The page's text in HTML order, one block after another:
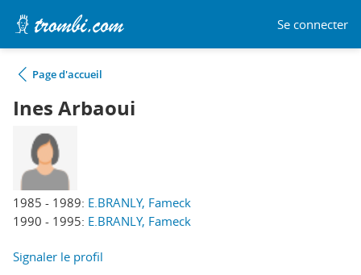
Se connecter
Page d'accueil
Ines Arbaoui
1985 - 1989: E.BRANLY, Fameck
1990 - 1995: E.BRANLY, Fameck
Signaler le profil